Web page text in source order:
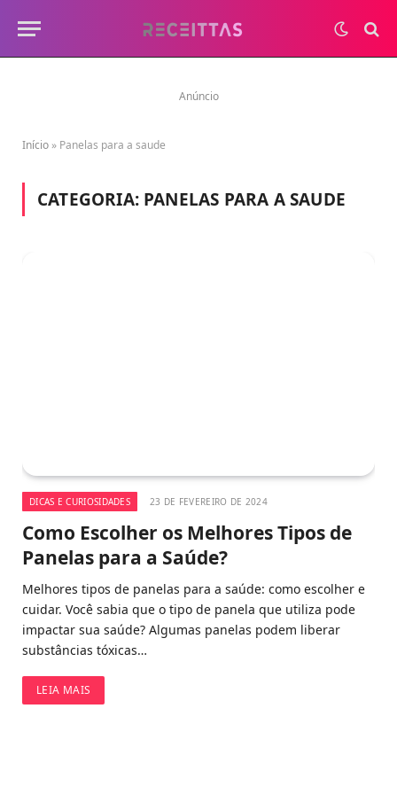
Anúncio
Início » Panelas para a saude
CATEGORIA: PANELAS PARA A SAUDE
DICAS E CURIOSIDADES 23 DE FEVEREIRO DE 2024
Como Escolher os Melhores Tipos de
Panelas para a Saúde?
Melhores tipos de panelas para a saúde: como escolher e
cuidar. Você sabia que o tipo de panela que utiliza pode
impactar sua saúde? Algumas panelas podem liberar
substâncias tóxicas…
LEIA MAIS